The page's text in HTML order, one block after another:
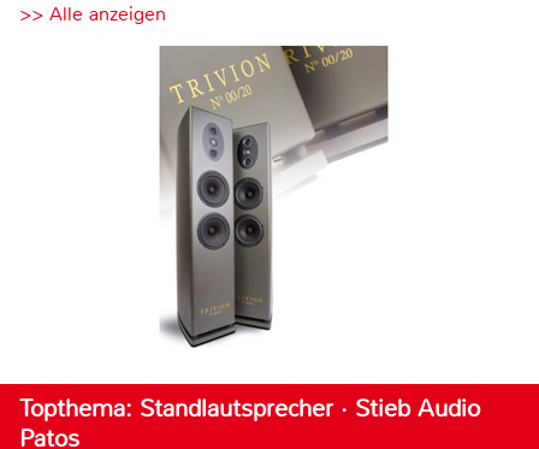
>> Alle anzeigen
Topthema: Standlautsprecher · Stieb Audio
Patos